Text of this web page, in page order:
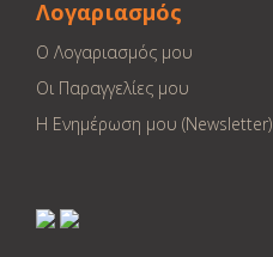
Λογαριασμός
Ο Λογαριασμός μου
Οι Παραγγελίες μου
Η Ενημέρωση μου (Newsletter)